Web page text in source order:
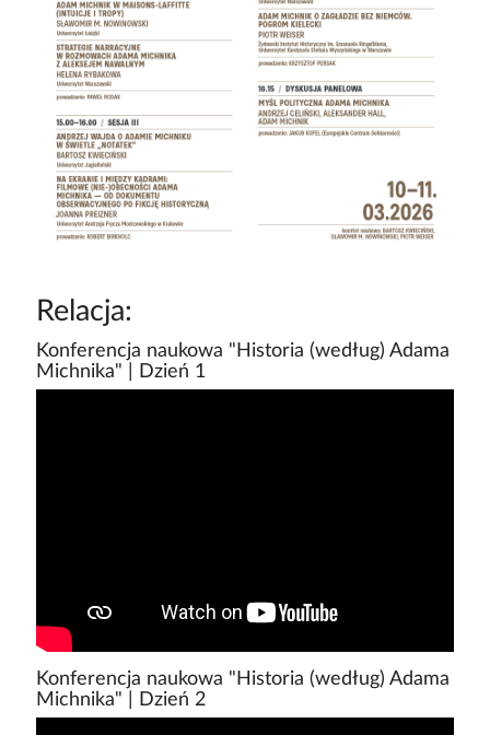
Relacja:
Konferencja naukowa "Historia (według) Adama
Michnika" | Dzień 1
Konferencja naukowa "Historia (według) Adama
Michnika" | Dzień 2